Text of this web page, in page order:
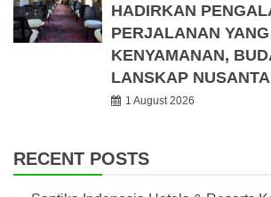
HADIRKAN
PERJALANAN
KENYAMANAN,
LANSKAP
1 August 2026
RECENT POSTS